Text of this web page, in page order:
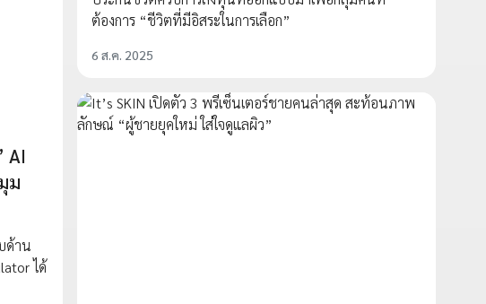
ต้องการ “ชีวิตที่มีอิสระในการเลือก”
6 ส.ค. 2025
AI
ม
ด้าน
ได้